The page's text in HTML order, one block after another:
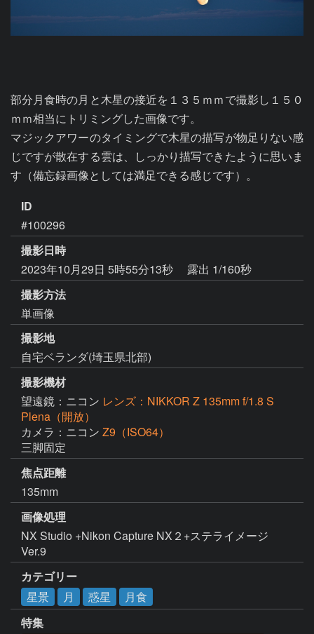
部分月食時の月と木星の接近を１３５ｍｍで撮影し１５０
ｍｍ相当にトリミングした画像です。
マジックアワーのタイミングで木星の描写が物足りない感
じですが散在する雲は、しっかり描写できたように思いま
ID
#100296
撮影日時
2023年10月29日 5時55分13秒
露出 1/160秒
撮影方法
単画像
撮影地
自宅ベランダ(埼玉県北部)
撮影機材
望遠鏡：ニコン レンズ：NIKKOR Z 135mm f/1.8 S
Plena（開放）
カメラ：ニコン Z9（ISO64）
三脚固定
焦点距離
135mm
画像処理
NX Studio +Nikon Capture NX２+ステライメージ
Ver.9
カテゴリー
星景
月 惑星
月食
特集